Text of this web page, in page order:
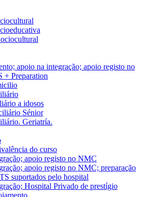
apoio na integração; apoio registo no
Preparation
a idosos
Sénior
Geriatría.
do curso
apoio registo no NMC
apoio registo no NMC; preparação
suportados pelo hospital
Hospital Privado de prestígio